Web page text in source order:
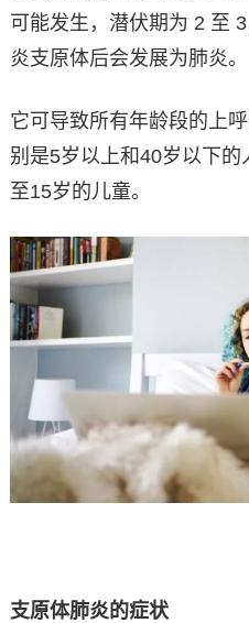
可能发生，潜伏期为 2 至
炎支原体后会发展为肺炎。
它可导致所有年龄段的上
别是5岁以上和40岁以下
至15岁的儿童。
支原体肺炎的症状